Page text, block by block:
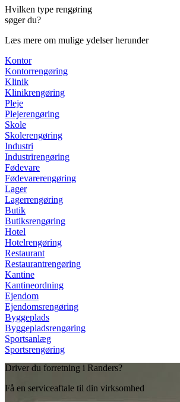
Hvilken type rengøring
søger du?
Læs mere om mulige ydelser herunder
Kontor
Kontorrengøring
Klinik
Klinikrengøring
Pleje
Plejerengøring
Skole
Skolerengøring
Industri
Industrirengøring
Fødevare
Fødevarerengøring
Lager
Lagerrengøring
Butik
Butiksrengøring
Hotel
Hotelrengøring
Restaurant
Restaurantrengøring
Kantine
Kantineordning
Ejendom
Ejendomsrengøring
Byggeplads
Byggepladsrengøring
Sportsanlæg
Sportsrengøring
Driver du forretning i Randers?
Få en serviceaftale til din virksomhed